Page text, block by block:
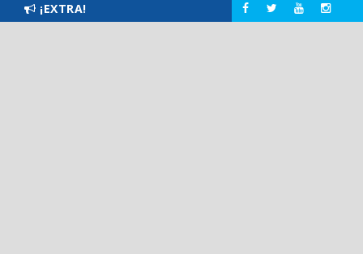
¡EXTRA!